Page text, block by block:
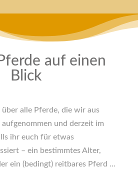
auf einen
Blick
alle Pferde, die wir aus
und derzeit im
ihr euch für etwas
– ein bestimmtes Alter,
ein (bedingt) reitbares Pferd …